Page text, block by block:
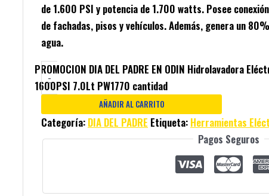
de 1.600 PSI y potencia de 1.700 watts. Posee
de fachadas, pisos y vehículos. Además, genera un
agua.
-
PROMOCION DIA DEL PADRE EN ODIN Hidrolavadora
1600PSI 7.0Lt PW1770 cantidad
AÑADIR AL CARRITO
Categoría: DIA DEL PADRE Etiqueta: Herramientas
Pagos Seguros